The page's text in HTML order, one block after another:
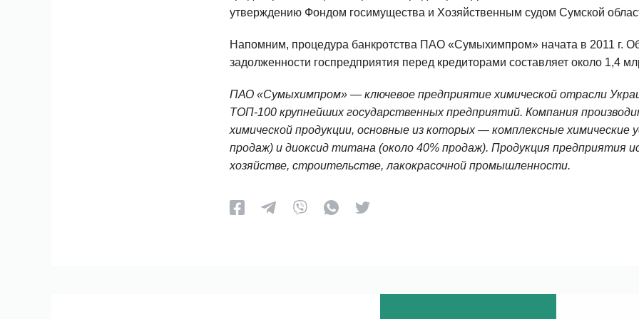
утверждению Фондом госимущества и Хозяйственным судом Сумской
Напомним, процедура банкротства ПАО «Сумыхимпром» начата в 2011 г.
задолженности госпредприятия перед кредиторами составляет около 1,4
ПАО «Сумыхимпром» — ключевое предприятие химической отрасли
ТОП-100 крупнейших государственных предприятий. Компания
химической продукции, основные из которых — комплексные химические
продаж) и диоксид титана (около 40% продаж). Продукция предприятия
хозяйстве, строительстве, лакокрасочной промышленности.